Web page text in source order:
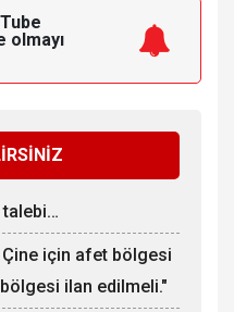
olmayı
talebi…
Çine için afet bölgesi
ilan edilmeli."